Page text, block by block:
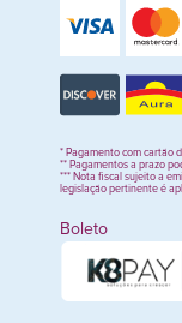
* Pagamento com cartão
** Pagamentos a prazo
*** Nota fiscal sujeito a
legislação pertinente é
Boleto